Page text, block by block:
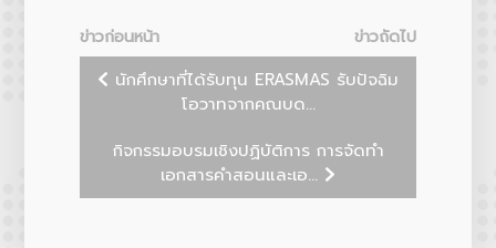
ข่าวก่อนหน้า
ข่าวถัดไป
นักศึกษาที่ได้รับทุน ERASMAS รับปัจฉิม
โอวาทจากคณบด...
กิจกรรมอบรมเชิงปฏิบัติการ การจัดทำ
เอกสารคำสอนและเอ...